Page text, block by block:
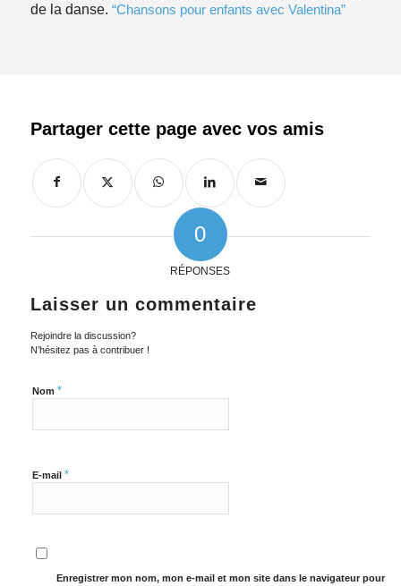
de la danse. “Chansons pour enfants avec Valentina”
0
RÉPONSES
Laisser un commentaire
Rejoindre la discussion?
N’hésitez pas à contribuer !
Nom *
E-mail *
Enregistrer mon nom, mon e-mail et mon site dans le navigateur pour